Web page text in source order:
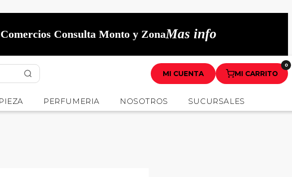
Consulta Monto y ZonaMas info
MI CUENTA MI CARRITO
0
PERFUMERIA NOSOTROS SUCURSALES